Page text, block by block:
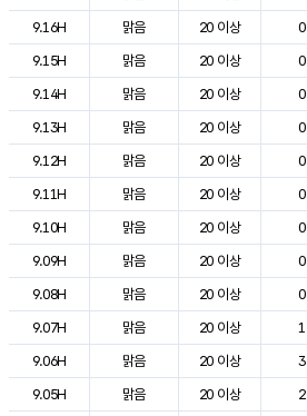
9.16H
맑음 20 이상 0
9.15H
맑음 20 이상 0
9.14H
맑음 20 이상 0
9.13H
맑음 20 이상 0
9.12H
맑음 20 이상 0
9.11H
맑음 20 이상 0
9.10H
맑음 20 이상 0
9.09H
맑음 20 이상 0
9.08H
맑음 20 이상 0
9.07H
맑음 20 이상 1
9.06H
맑음 20 이상 3
9.05H
맑음 20 이상 2